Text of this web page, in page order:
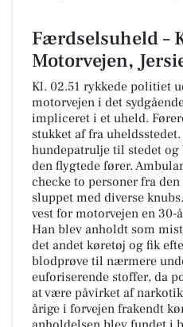
Færdselsuheld –
Motorvejen,
Kl. 02.51 rykkede politiet
motorvejen i det
impliceret i et uheld.
stukket af fra
hundepatrulje til stedet
den flygtede fører.
checke to personer fra
sluppet med diverse
vest for motorvejen en
Han blev anholdt som
det andet køretøj og fik
blodprøve til nærmere
euforiserende stoffer, da
at være påvirket af
årige i forvejen frakendt